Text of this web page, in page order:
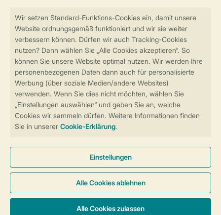
Sicherstellung Deiner Privatsphäre
Weitere Informationen und Einstellungen
Sicher und schnell zur Online-Buchung
Sichere Datenübertragung
Sicheres Bezahlen
Allgemeine Bedingungen Impressum
Cookies und Banner
Barrierefreiheit